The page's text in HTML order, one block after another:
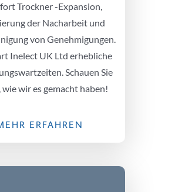
Trockner -Expansion,
der Nacharbeit und
von Genehmigungen.
Inelect UK Ltd erhebliche
Schauen Sie
wie wir es gemacht haben!
ERFAHREN